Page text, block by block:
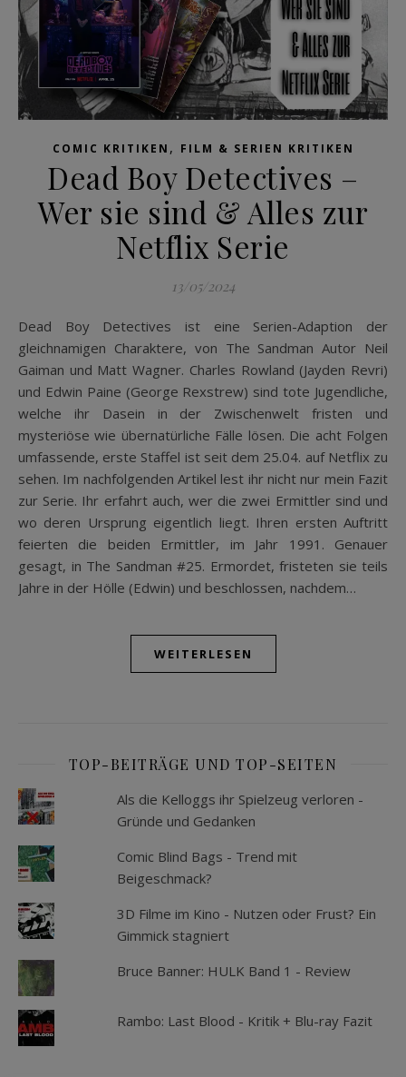
COMIC KRITIKEN , FILM & SERIEN KRITIKEN
Dead Boy Detectives –
Wer sie sind & Alles zur
Netflix Serie
13/05/2024
Dead Boy Detectives ist eine Serien-Adaption der
gleichnamigen Charaktere, von The Sandman Autor Neil
Gaiman und Matt Wagner. Charles Rowland (Jayden Revri)
und Edwin Paine (George Rexstrew) sind tote Jugendliche,
welche ihr Dasein in der Zwischenwelt fristen und
mysteriöse wie übernatürliche Fälle lösen. Die acht Folgen
umfassende, erste Staffel ist seit dem 25.04. auf Netflix zu
sehen. Im nachfolgenden Artikel lest ihr nicht nur mein Fazit
zur Serie. Ihr erfahrt auch, wer die zwei Ermittler sind und
wo deren Ursprung eigentlich liegt. Ihren ersten Auftritt
feierten die beiden Ermittler, im Jahr 1991. Genauer
gesagt, in The Sandman #25. Ermordet, fristeten sie teils
Jahre in der Hölle (Edwin) und beschlossen, nachdem…
WEITERLESEN
TOP-BEITRÄGE UND TOP-SEITEN
Als die Kelloggs ihr Spielzeug verloren -
Gründe und Gedanken
Comic Blind Bags - Trend mit
Beigeschmack?
3D Filme im Kino - Nutzen oder Frust? Ein
Gimmick stagniert
Bruce Banner: HULK Band 1 - Review
Rambo: Last Blood - Kritik + Blu-ray Fazit